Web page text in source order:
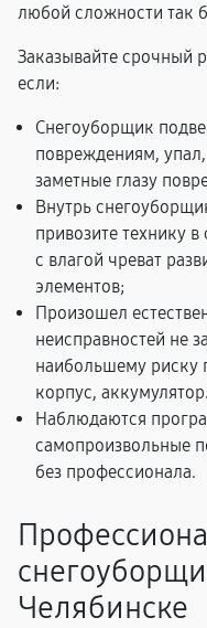
любой сложности так
Заказывайте срочный
если:
Снегоуборщик
повреждениям,
заметные глазу
Внутрь
привозите технику
с влагой чреват
элементов;
Произошел
неисправностей не
наибольшему риску
корпус, аккумулятор.
Наблюдаются
самопроизвольные
без профессионала.
Челябинске